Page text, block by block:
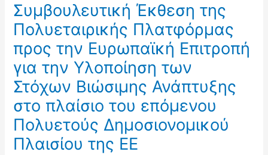
Συμβουλευτική Έκθεση της
Πολυεταιρικής Πλατφόρμας
προς την Ευρωπαϊκή Επιτροπή
για την Υλοποίηση των
Στόχων Βιώσιμης Ανάπτυξης
στο πλαίσιο του επόμενου
Πολυετούς Δημοσιονομικού
Πλαισίου της ΕΕ